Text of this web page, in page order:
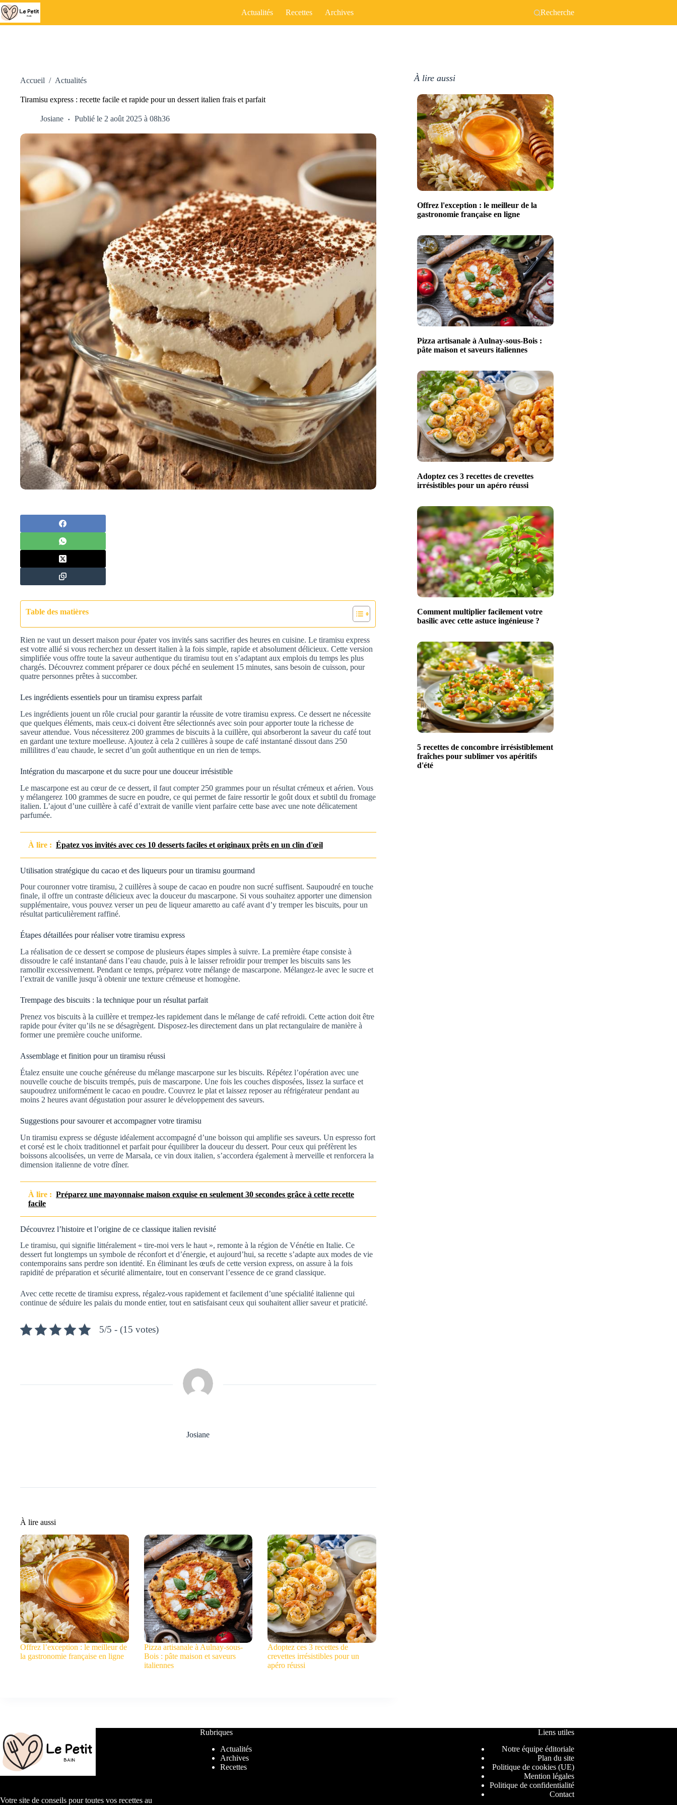
Passer
au
contenu
Actualités Recettes Archives Recherche
Accueil / Actualités
Tiramisu express : recette facile et rapide pour un dessert italien frais et parfait
Josiane Publié le 2 août 2025 à 08h36
Table des matières
Rien ne vaut un dessert maison pour épater vos invités sans sacrifier des heures en cuisine. Le tiramisu express
est votre allié si vous recherchez un dessert italien à la fois simple, rapide et absolument délicieux. Cette version
simplifiée vous offre toute la saveur authentique du tiramisu tout en s’adaptant aux emplois du temps les plus
chargés. Découvrez comment préparer ce doux péché en seulement 15 minutes, sans besoin de cuisson, pour
quatre personnes prêtes à succomber.
Les ingrédients essentiels pour un tiramisu express parfait
Les ingrédients jouent un rôle crucial pour garantir la réussite de votre tiramisu express. Ce dessert ne nécessite
que quelques éléments, mais ceux-ci doivent être sélectionnés avec soin pour apporter toute la richesse de
saveur attendue. Vous nécessiterez 200 grammes de biscuits à la cuillère, qui absorberont la saveur du café tout
en gardant une texture moelleuse. Ajoutez à cela 2 cuillères à soupe de café instantané dissout dans 250
millilitres d’eau chaude, le secret d’un goût authentique en un rien de temps.
Intégration du mascarpone et du sucre pour une douceur irrésistible
Le mascarpone est au cœur de ce dessert, il faut compter 250 grammes pour un résultat crémeux et aérien. Vous
y mélangerez 100 grammes de sucre en poudre, ce qui permet de faire ressortir le goût doux et subtil du fromage
italien. L’ajout d’une cuillère à café d’extrait de vanille vient parfaire cette base avec une note délicatement
parfumée.
À lire : Épatez vos invités avec ces 10 desserts faciles et originaux prêts en un clin d'œil
Utilisation stratégique du cacao et des liqueurs pour un tiramisu gourmand
Pour couronner votre tiramisu, 2 cuillères à soupe de cacao en poudre non sucré suffisent. Saupoudré en touche
finale, il offre un contraste délicieux avec la douceur du mascarpone. Si vous souhaitez apporter une dimension
supplémentaire, vous pouvez verser un peu de liqueur amaretto au café avant d’y tremper les biscuits, pour un
résultat particulièrement raffiné.
Étapes détaillées pour réaliser votre tiramisu express
La réalisation de ce dessert se compose de plusieurs étapes simples à suivre. La première étape consiste à
dissoudre le café instantané dans l’eau chaude, puis à le laisser refroidir pour tremper les biscuits sans les
ramollir excessivement. Pendant ce temps, préparez votre mélange de mascarpone. Mélangez-le avec le sucre et
l’extrait de vanille jusqu’à obtenir une texture crémeuse et homogène.
Trempage des biscuits : la technique pour un résultat parfait
Prenez vos biscuits à la cuillère et trempez-les rapidement dans le mélange de café refroidi. Cette action doit être
rapide pour éviter qu’ils ne se désagrègent. Disposez-les directement dans un plat rectangulaire de manière à
former une première couche uniforme.
Assemblage et finition pour un tiramisu réussi
Étalez ensuite une couche généreuse du mélange mascarpone sur les biscuits. Répétez l’opération avec une
nouvelle couche de biscuits trempés, puis de mascarpone. Une fois les couches disposées, lissez la surface et
saupoudrez uniformément le cacao en poudre. Couvrez le plat et laissez reposer au réfrigérateur pendant au
moins 2 heures avant dégustation pour assurer le développement des saveurs.
Suggestions pour savourer et accompagner votre tiramisu
Un tiramisu express se déguste idéalement accompagné d’une boisson qui amplifie ses saveurs. Un espresso fort
et corsé est le choix traditionnel et parfait pour équilibrer la douceur du dessert. Pour ceux qui préfèrent les
boissons alcoolisées, un verre de Marsala, ce vin doux italien, s’accordera également à merveille et renforcera la
dimension italienne de votre dîner.
À lire : Préparez une mayonnaise maison exquise en seulement 30 secondes grâce à cette recette
facile
Découvrez l’histoire et l’origine de ce classique italien revisité
Le tiramisu, qui signifie littéralement « tire-moi vers le haut », remonte à la région de Vénétie en Italie. Ce
dessert fut longtemps un symbole de réconfort et d’énergie, et aujourd’hui, sa recette s’adapte aux modes de vie
contemporains sans perdre son identité. En éliminant les œufs de cette version express, on assure à la fois
rapidité de préparation et sécurité alimentaire, tout en conservant l’essence de ce grand classique.
Avec cette recette de tiramisu express, régalez-vous rapidement et facilement d’une spécialité italienne qui
continue de séduire les palais du monde entier, tout en satisfaisant ceux qui souhaitent allier saveur et praticité.
5/5 - (15 votes)
Josiane
À lire aussi
Offrez l’exception : le meilleur de
la gastronomie française en ligne
Pizza artisanale à Aulnay-sous-
Bois : pâte maison et saveurs
italiennes
Adoptez ces 3 recettes de
crevettes irrésistibles pour un
apéro réussi
À lire aussi
Offrez l'exception : le meilleur de la
gastronomie française en ligne
Pizza artisanale à Aulnay-sous-Bois :
pâte maison et saveurs italiennes
Adoptez ces 3 recettes de crevettes
irrésistibles pour un apéro réussi
Comment multiplier facilement votre
basilic avec cette astuce ingénieuse ?
5 recettes de concombre irrésistiblement
fraîches pour sublimer vos apéritifs
d'été
Votre site de conseils pour toutes vos recettes au
Rubriques
Actualités
Archives
Recettes
Liens utiles
Notre équipe éditoriale
Plan du site
Politique de cookies (UE)
Mention légales
Politique de confidentialité
Contact